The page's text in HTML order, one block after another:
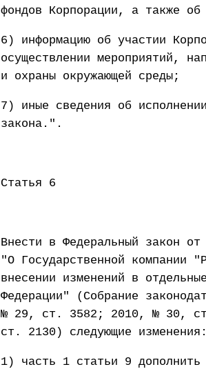
фондов Корпорации, а также об
6) информацию об участии
осуществлении мероприятий,
и охраны окружающей среды;
7) иные сведения об
закона.".
Статья 6
Внести в Федеральный закон
"О Государственной компании
внесении изменений в
Федерации" (Собрание
№ 29, ст. 3582; 2010, № 30,
ст. 2130) следующие
1) часть 1 статьи 9 дополнить